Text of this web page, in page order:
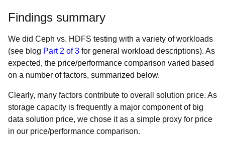
Findings summary
We did Ceph vs. HDFS testing with a variety of workloads
(see blog Part 2 of 3 for general workload descriptions). As
expected, the price/performance comparison varied based
on a number of factors, summarized below.
Clearly, many factors contribute to overall solution price. As
storage capacity is frequently a major component of big
data solution price, we chose it as a simple proxy for price
in our price/performance comparison.